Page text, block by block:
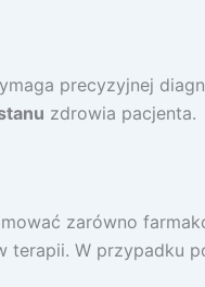
precyzyjnej
zdrowia pacjenta.
zarówno
W przypadku